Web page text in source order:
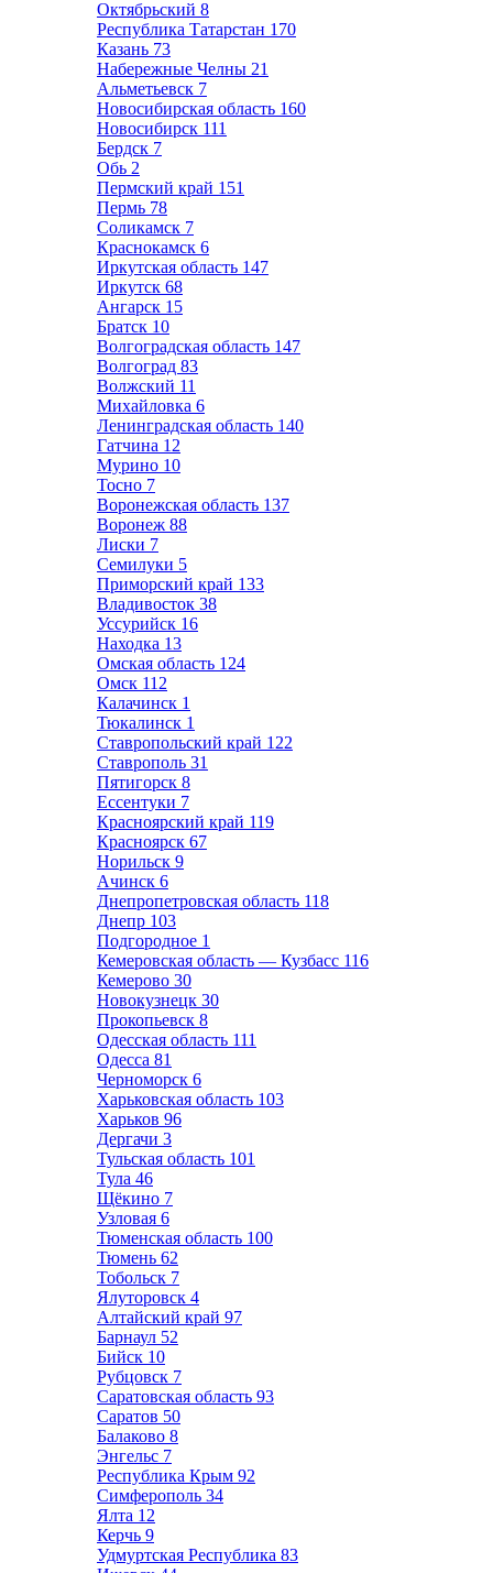
Октябрьский 8
Республика Татарстан 170
Казань 73
Набережные Челны 21
Альметьевск 7
Новосибирская область 160
Новосибирск 111
Бердск 7
Обь 2
Пермский край 151
Пермь 78
Соликамск 7
Краснокамск 6
Иркутская область 147
Иркутск 68
Ангарск 15
Братск 10
Волгоградская область 147
Волгоград 83
Волжский 11
Михайловка 6
Ленинградская область 140
Гатчина 12
Мурино 10
Тосно 7
Воронежская область 137
Воронеж 88
Лиски 7
Семилуки 5
Приморский край 133
Владивосток 38
Уссурийск 16
Находка 13
Омская область 124
Омск 112
Калачинск 1
Тюкалинск 1
Ставропольский край 122
Ставрополь 31
Пятигорск 8
Ессентуки 7
Красноярский край 119
Красноярск 67
Норильск 9
Ачинск 6
Днепропетровская область 118
Днепр 103
Подгородное 1
Кемеровская область — Кузбасс 116
Кемерово 30
Новокузнецк 30
Прокопьевск 8
Одесская область 111
Одесса 81
Черноморск 6
Харьковская область 103
Харьков 96
Дергачи 3
Тульская область 101
Тула 46
Щёкино 7
Узловая 6
Тюменская область 100
Тюмень 62
Тобольск 7
Ялуторовск 4
Алтайский край 97
Барнаул 52
Бийск 10
Рубцовск 7
Саратовская область 93
Саратов 50
Балаково 8
Энгельс 7
Республика Крым 92
Симферополь 34
Ялта 12
Керчь 9
Удмуртская Республика 83